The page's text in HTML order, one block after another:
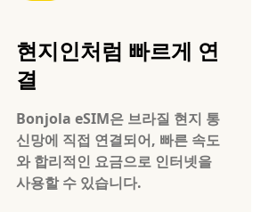
현지인처럼 빠르게 연
결
Bonjola eSIM은 브라질 현지 통
신망에 직접 연결되어, 빠른 속도
와 합리적인 요금으로 인터넷을
사용할 수 있습니다.